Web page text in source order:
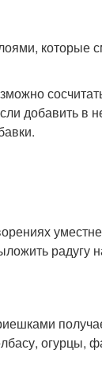
которые
добавить в
радугу
огурцы,